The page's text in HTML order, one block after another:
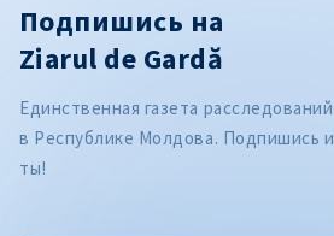
Подпишись на
Ziarul de Gardă
Единственная газета расследований
в Республике Молдова. Подпишись и
ты!